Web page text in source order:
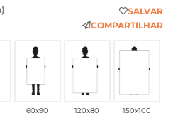
SALVAR
COMPARTILHAR
60x90 120x80 150x100